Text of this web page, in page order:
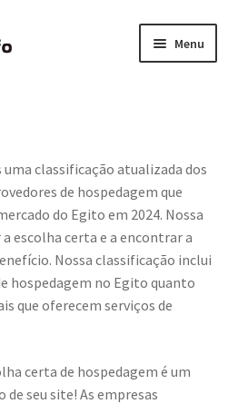
Menu
menu
classificação atualizada dos
de hospedagem que
do Egito em 2024. Nossa
escolha certa e a encontrar a
Nossa classificação inclui
hospedagem no Egito quanto
que oferecem serviços de
certa de hospedagem é um
seu site! As empresas